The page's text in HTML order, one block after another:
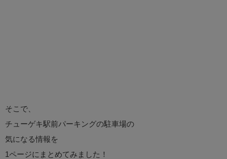
そこで、
チューゲキ駅前パーキングの駐車場の
気になる情報を
1ページにまとめてみました！